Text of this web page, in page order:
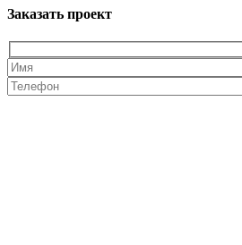
Заказать проект